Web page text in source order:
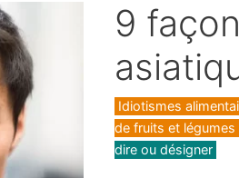
9
Catégories
Idiotismes
de fruits et légumes
dire ou désigner